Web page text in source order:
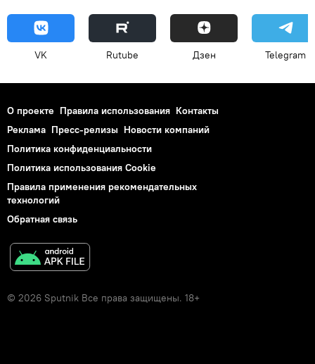
VK Rutube Дзен Telegram
О проекте Правила использования Контакты
Реклама Пресс-релизы Новости компаний
Политика конфиденциальности
Политика использования Cookie
Правила применения рекомендательных
технологий
Обратная связь
© 2026 Sputnik Все права защищены. 18+